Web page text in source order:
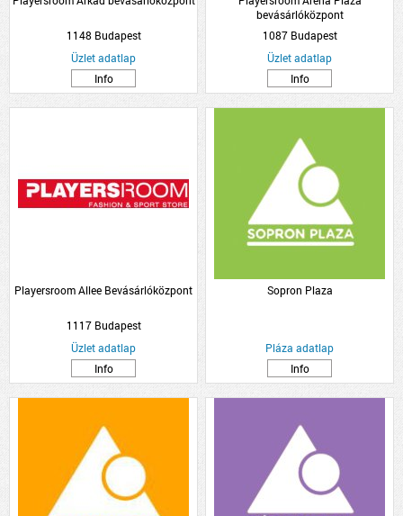
1148 Budapest
Üzlet adatlap
Info
bevásárlóközpont
1087 Budapest
Üzlet adatlap
Info
Playersroom Allee Bevásárlóközpont
1117 Budapest
Üzlet adatlap
Info
Sopron Plaza
Pláza adatlap
Info